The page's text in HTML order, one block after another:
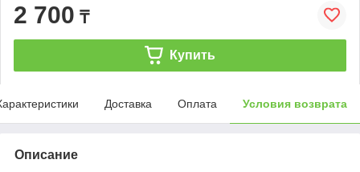
2 700 ₸
Купить
Доставка Оплата Условия возврата
Описание